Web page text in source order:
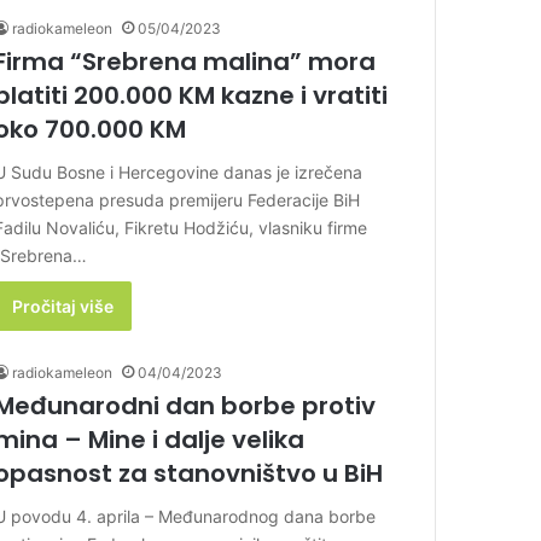
radiokameleon 05/04/2023
“Srebrena malina” mora
200.000 KM kazne i vratiti
700.000 KM
Sudu Bosne i Hercegovine danas je izrečena
presuda premijeru Federacije BiH
Novaliću, Fikretu Hodžiću, vlasniku firme
Pročitaj više
radiokameleon 04/04/2023
dan borbe protiv
– Mine i dalje velika
za stanovništvo u BiH
povodu 4. aprila – Međunarodnog dana borbe